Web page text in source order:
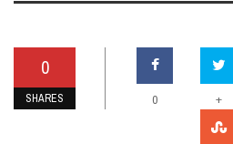
0
SHARES 0 +